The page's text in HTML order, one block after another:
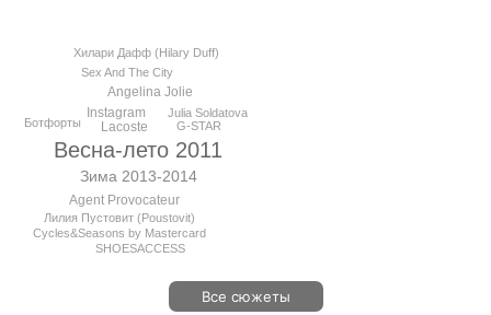
Весна-лето 2011
Зима 2013-2014
Lacoste
Instagram
Agent Provocateur
Angelina Jolie
Лилия Пустовит (Poustovit)
Cycles&Seasons by Mastercard
Sex And The City
Julia Soldatova
G-STAR
Хилари Дафф (Hilary Duff)
SHOESACCESS
Ботфорты
Все сюжеты